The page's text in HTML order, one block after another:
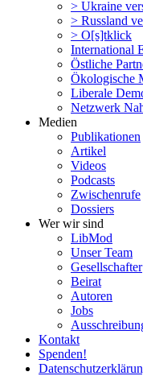
> Ukraine
> Russland
> O[s]tklick
Inter­na­tional
Östliche
Ökolo­gische
Liberale
Netzwerk
Medien
Publi­ka­tionen
Artikel
Videos
Podcasts
Zwischenrufe
Dossiers
Wer wir sind
LibMod
Unser Team
Gesell­schafter
Beirat
Autoren
Jobs
Kontakt
Spenden!